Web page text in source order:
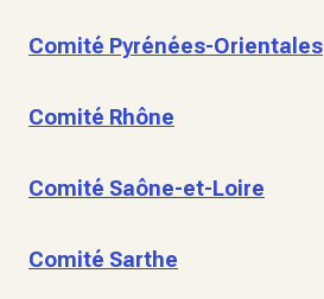
Comité Pyrénées-Orientales
Comité Rhône
Comité Saône-et-Loire
Comité Sarthe